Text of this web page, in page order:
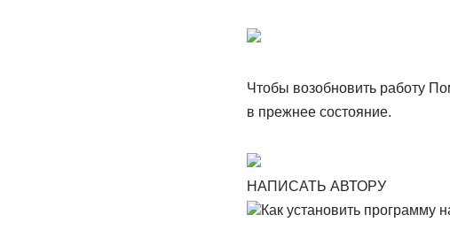
Чтобы возобновить работу
в прежнее состояние.
НАПИСАТЬ АВТОРУ
Как установить программу